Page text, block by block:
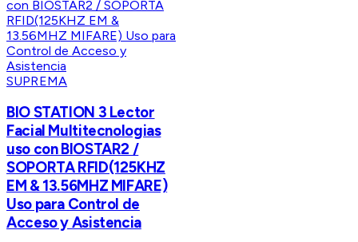
SUPREMA
BIO STATION 3 Lector
Facial Multitecnologias
uso con BIOSTAR2 /
SOPORTA RFID(125KHZ
EM & 13.56MHZ MIFARE)
Uso para Control de
Acceso y Asistencia